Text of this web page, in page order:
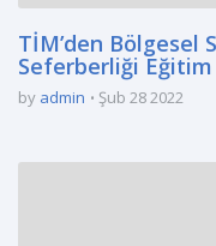
TİM’den Bölgesel
Seferberliği Eğitim
by admin Şub 28 2022